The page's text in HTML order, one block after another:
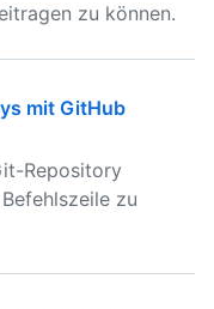
zu können.
mit GitHub
Repository
zu